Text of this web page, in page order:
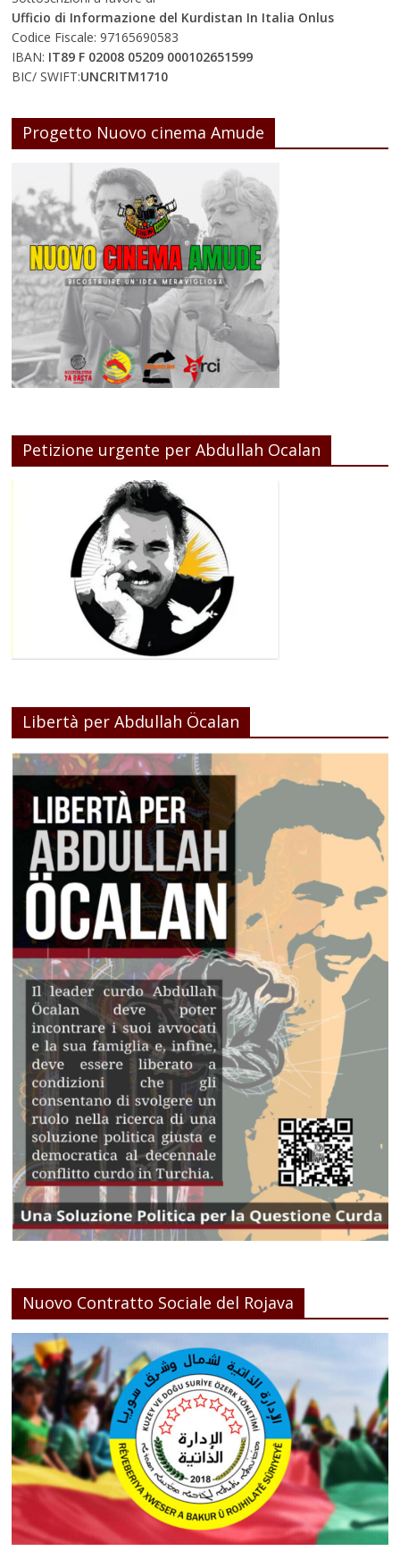
Ufficio di Informazione del Kurdistan In Italia Onlus
Codice Fiscale: 97165690583
IBAN: IT89 F 02008 05209 000102651599
BIC/ SWIFT:UNCRITM1710
Progetto Nuovo cinema Amude
Petizione urgente per Abdullah Ocalan
Libertà per Abdullah Öcalan
Nuovo Contratto Sociale del Rojava